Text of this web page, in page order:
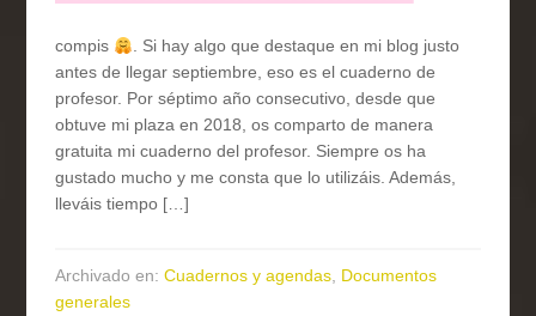
compis
. Si hay algo que destaque en mi blog justo
antes de llegar septiembre, eso es el cuaderno de
profesor. Por séptimo año consecutivo, desde que
obtuve mi plaza en 2018, os comparto de manera
gratuita mi cuaderno del profesor. Siempre os ha
gustado mucho y me consta que lo utilizáis. Además,
lleváis tiempo […]
Archivado en:Cuadernos y agendas, Documentos
generales